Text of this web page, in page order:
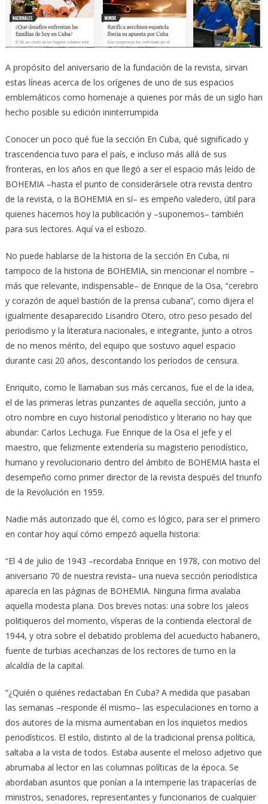
A propósito del aniversario de la fundación de la revista, sirvan
estas líneas acerca de los orígenes de uno de sus espacios
emblemáticos como homenaje a quienes por más de un siglo han
hecho posible su edición ininterrumpida
Conocer un poco qué fue la sección En Cuba, qué significado y
trascendencia tuvo para el país, e incluso más allá de sus
fronteras, en los años en que llegó a ser el espacio más leído de
BOHEMIA –hasta el punto de considerársele otra revista dentro
de la revista, o la BOHEMIA en sí– es empeño valedero, útil para
quienes hacemos hoy la publicación y –suponemos– también
para sus lectores. Aquí va el esbozo.
No puede hablarse de la historia de la sección En Cuba, ni
tampoco de la historia de BOHEMIA, sin mencionar el nombre –
más que relevante, indispensable– de Enrique de la Osa, “cerebro
y corazón de aquel bastión de la prensa cubana”, como dijera el
igualmente desaparecido Lisandro Otero, otro peso pesado del
periodismo y la literatura nacionales, e integrante, junto a otros
de no menos mérito, del equipo que sostuvo aquel espacio
durante casi 20 años, descontando los períodos de censura.
Enriquito, como le llamaban sus más cercanos, fue el de la idea,
el de las primeras letras punzantes de aquella sección, junto a
otro nombre en cuyo historial periodístico y literario no hay que
abundar: Carlos Lechuga. Fue Enrique de la Osa el jefe y el
maestro, que felizmente extendería su magisterio periodístico,
humano y revolucionario dentro del ámbito de BOHEMIA hasta el
desempeño como primer director de la revista después del triunfo
de la Revolución en 1959.
Nadie más autorizado que él, como es lógico, para ser el primero
en contar hoy aquí cómo empezó aquella historia:
“El 4 de julio de 1943 –recordaba Enrique en 1978, con motivo del
aniversario 70 de nuestra revista– una nueva sección periodística
aparecía en las páginas de BOHEMIA. Ninguna firma avalaba
aquella modesta plana. Dos breves notas: una sobre los jaleos
politiqueros del momento, vísperas de la contienda electoral de
1944, y otra sobre el debatido problema del acueducto habanero,
fuente de turbias acechanzas de los rectores de turno en la
alcaldía de la capital.
“¿Quién o quiénes redactaban En Cuba? A medida que pasaban
las semanas –responde él mismo– las especulaciones en torno a
dos autores de la misma aumentaban en los inquietos medios
periodísticos. El estilo, distinto al de la tradicional prensa política,
saltaba a la vista de todos. Estaba ausente el meloso adjetivo que
abrumaba al lector en las columnas políticas de la época. Se
abordaban asuntos que ponían a la intemperie las trapacerías de
ministros, senadores, representantes y funcionarios de cualquier